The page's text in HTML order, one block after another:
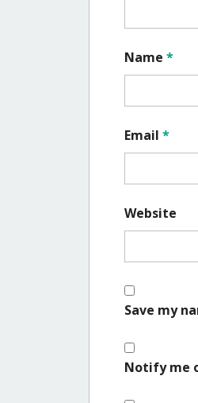
Name *
Email *
Website
Save my
Notify me